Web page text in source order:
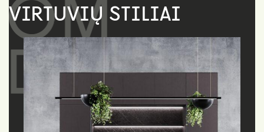
VIRTUVIŲ STILIAI